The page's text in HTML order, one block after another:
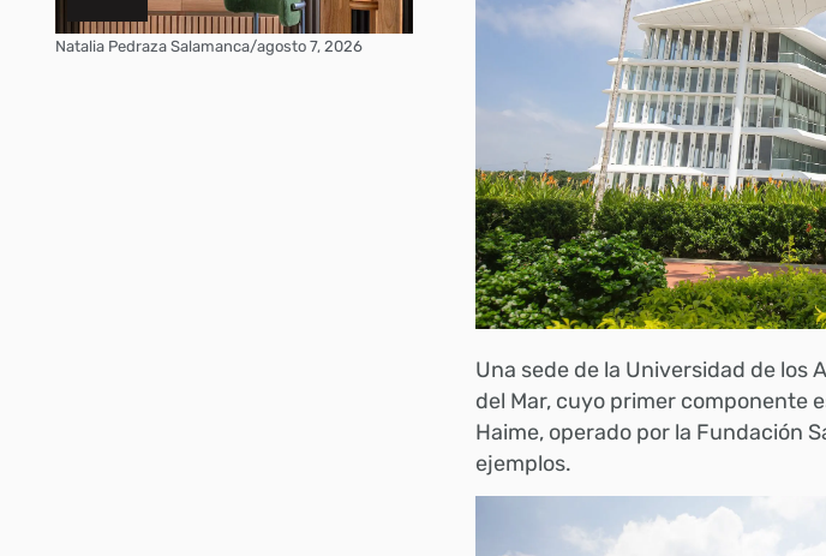
Natalia Pedraza Salamanca/agosto 7, 2026
Una sede de la Universidad de los
del Mar, cuyo primer componente
Haime, operado por la Fundación
ejemplos.